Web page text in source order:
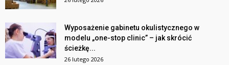
Wyposażenie gabinetu okulistycznego w
modelu „one-stop clinic” – jak skrócić
ścieżkę...
26 lutego 2026